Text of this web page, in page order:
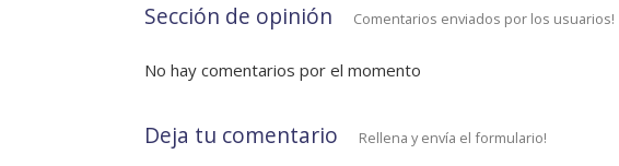
Sección de opinión Comentarios enviados por los usuarios!
No hay comentarios por el momento
Deja tu comentario Rellena y envía el formulario!